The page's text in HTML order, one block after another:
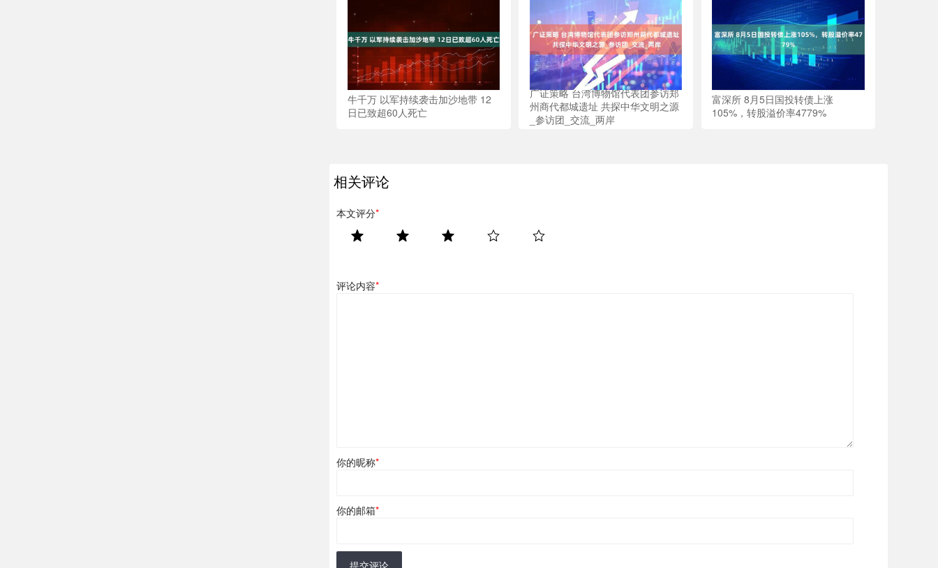
牛千万 以军持续袭击加沙地带 12
日已致超60人死亡
广证策略 台湾博物馆代表团参访郑
州商代都城遗址 共探中华文明之源
_参访团_交流_两岸
富深所 8月5日国投转债上涨
105%，转股溢价率4779%
相关评论
本文评分*
评论内容*
你的昵称*
你的邮箱*